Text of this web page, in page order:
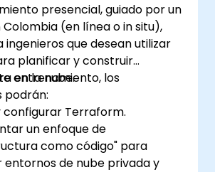
para responder
a las cambiantes
de recursos informáticos.
con otros ingenieros de
compartiendo archivos
en un repositorio de
transparencia en el proceso
de infraestructura.
presencial, guiado por un
(en línea o in situ),
ingenieros que desean utilizar
planificar y construir
en la nube.
entrenamiento, los
podrán:
configurar Terraform.
un enfoque de
como código" para
entornos de nube privada y